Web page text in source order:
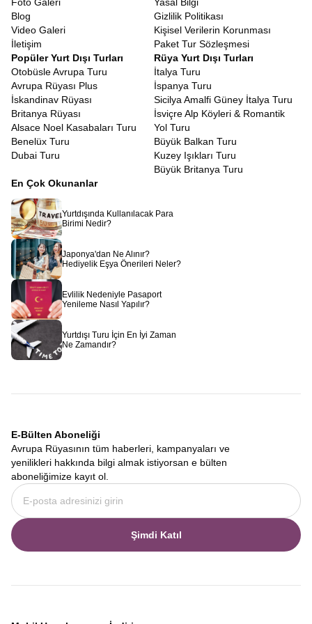
Tatil bütçenizi planlarken, aldığınız hizmetin içeriğine dikkat
etmeniz gerekir. Avrupa Rüyası olarak amacımız, lüksten ödün
vermeden ulaşılabilir fiyatlarla hayallerinizi gerçekleştirmektir.
Erken rezervasyon dönemlerini takip ederek, hayalinizdeki tatili
çok daha ekonomik hale getirebilirsiniz. Uygun Fiyatlı Güney
İtalya Turu
arayışında olan gezginler için ekstra turların çoğunun
paket fiyata dahil edilmesi büyük bir avantajdır. Diğer turlarda
ekstra adı altında satılan ve gezi maliyetini ikiye katlayan pek çok
şehir turu ve ören yeri ziyareti, bizim programlarımızda standart
olarak sunulur. Böylece tura çıktığınızda cüzdanınızı düşünmek
zorunda kalmaz, sadece anın tadını çıkarırsınız.
Modern hayatın yoğun temposunda, uzun tatiller için zaman
bulmak her zaman mümkün olmayabilir. Bu nedenle, zamanı en
verimli şekilde kullanan, yorucu olmayan ama dolu dolu bir
program hazırladık.7 Gün İtalya Güney Turu
versiyonlarımız, bir haftalık bir süre içinde size bir ayda
yaşayabileceğiniz deneyimi sığdırır. Programın akışı, şehirlerarası
geçişlerin yoruculuğunu en aza indirecek şekilde, optimize edilmiş
rotalarla planlanmıştır. Bir sabah Bari’de uyanıp ertesi gün
Napoli’de pizzanızı yiyebilir, turun sonunda ise Sicilya’da gün
batımını izleyebilirsiniz. Her gün yeni bir şehir, yeni bir kültür ve
yeni bir macera sizi bekler.
İtalya Tur Paketleri
Hayallerinizi ertelemenize gerek yok. Ekonomik koşullar ne olursa
olsun, seyahat etmenin ruhu besleyen en önemli ihtiyaçlardan biri
ödeme modellerimiz de mevcuttur. Avrupa Rüyası web sitesi
üzerinden veya ofisimizle iletişime geçerek size en uygun ödeme
planını oluşturabilirsiniz.
Her Şey Dahil Güney İtalya Turu
Turizmde her şey dahil kavramı genellikle otel konsepti olarak
bilinse de kültür turlarında bu kavram sorunsuz ve sürprizsiz bir
deneyim anlamına gelir. Bizim sunduğumuz
Güney İtalya Turu
mantığı, seyahatinizin ana kalemlerinin tek bir
fiyata dahil edilmesidir. Otellerdeki kahvaltılar güne zinde
başlamanızı sağlarken, profesyonel kokartlı rehberlerimiz size
Blog
Video Galeri
İletişim
Gizlilik Politikası
Kişisel Verilerin Korunması
Paket Tur Sözleşmesi
Popüler Yurt Dışı Turları
Otobüsle Avrupa Turu
Avrupa Rüyası Plus
İskandinav Rüyası
Britanya Rüyası
Alsace Noel Kasabaları Turu
Benelüx Turu
Dubai Turu
Rüya Yurt Dışı Turları
İtalya Turu
İspanya Turu
Sicilya Amalfi Güney İtalya Turu
İsviçre Alp Köyleri & Romantik
Yol Turu
Büyük Balkan Turu
Kuzey Işıkları Turu
Büyük Britanya Turu
En Çok Okunanlar
Yurtdışında Kullanılacak Para
Birimi Nedir?
Japonya'dan Ne Alınır?
Hediyelik Eşya Önerileri Neler?
Evlilik Nedeniyle Pasaport
Yenileme Nasıl Yapılır?
Yurtdışı Turu İçin En İyi Zaman
Ne Zamandır?
E-Bülten Aboneliği
Avrupa Rüyasının tüm haberleri, kampanyaları ve
yenilikleri hakkında bilgi almak istiyorsan e bülten
aboneliğimize kayıt ol.
Şimdi Katıl